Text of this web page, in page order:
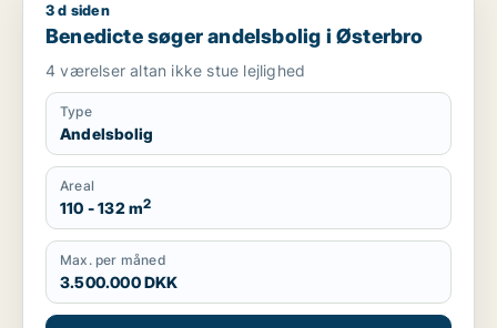
Benedicte søger andelsbolig i Østerbro
3 d siden
Benedicte søger andelsbolig i Østerbro
4 værelser altan ikke stue lejlighed
Type
Andelsbolig
Areal
110 - 132 m2
Max. per måned
3.500.000 DKK